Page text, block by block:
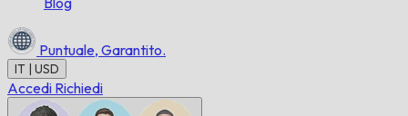
Puntuale, Garantito.
IT | USD
Accedi Richiedi